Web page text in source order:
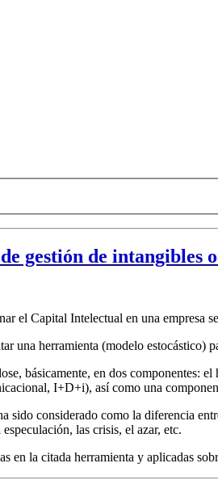
gestión de intangibles
el Capital Intelectual en una empresa
una herramienta (modelo
básicamente, en dos componentes:
I+D+i), así como una
sido considerado como la diferencia
las crisis, el azar, etc.
en la citada herramienta y aplicadas